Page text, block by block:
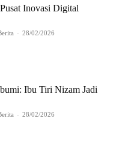
Inovasi Digital
- 28/02/2026
Ibu Tiri Nizam Jadi
- 28/02/2026